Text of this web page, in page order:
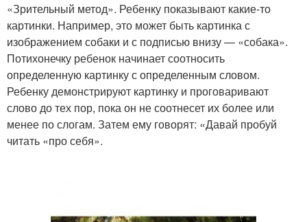
«Зрительный метод». Ребенку показывают какие-то
картинки. Например, это может быть картинка с
изображением собаки и с подписью внизу — «собака».
Потихонечку ребенок начинает соотносить
определенную картинку с определенным словом.
Ребенку демонстрируют картинку и проговаривают
слово до тех пор, пока он не соотнесет их более или
менее по слогам. Затем ему говорят: «Давай пробуй
читать «про себя».